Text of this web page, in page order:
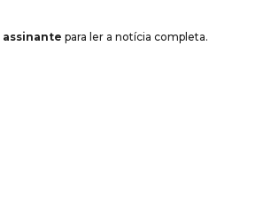
assinante para ler a notícia completa.